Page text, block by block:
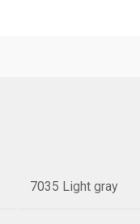
7035 Light gray